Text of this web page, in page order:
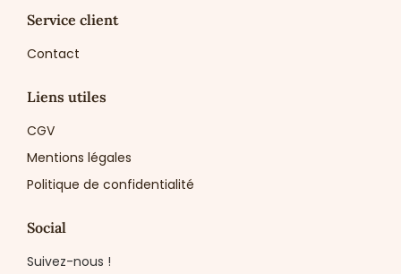
Service client
Contact
Liens utiles
CGV
Mentions légales
Politique de confidentialité
Social
Suivez-nous !